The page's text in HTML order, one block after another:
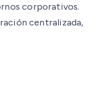
corporativos.
centralizada,